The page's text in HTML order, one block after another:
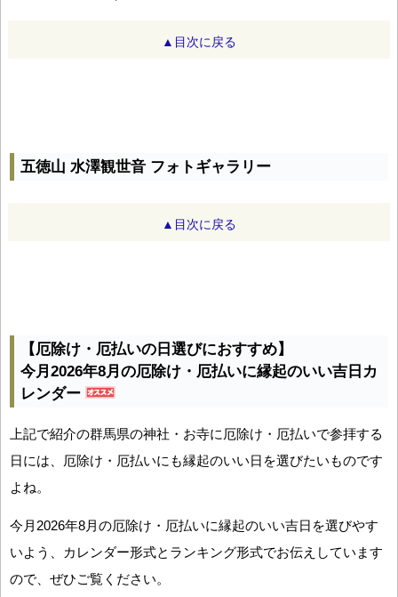
▲目次に戻る
五徳山 水澤観世音 フォトギャラリー
▲目次に戻る
【厄除け・厄払いの日選びにおすすめ】
今月2026年8月の厄除け・厄払いに縁起のいい吉日カ
レンダー
上記で紹介の群馬県の神社・お寺に厄除け・厄払いで参拝する
日には、厄除け・厄払いにも縁起のいい日を選びたいものです
よね。
今月2026年8月の厄除け・厄払いに縁起のいい吉日を選びやす
いよう、カレンダー形式とランキング形式でお伝えしています
ので、ぜひご覧ください。